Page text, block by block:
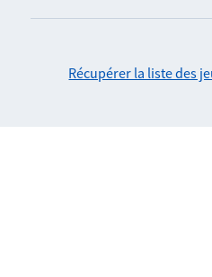
Récupérer la liste des